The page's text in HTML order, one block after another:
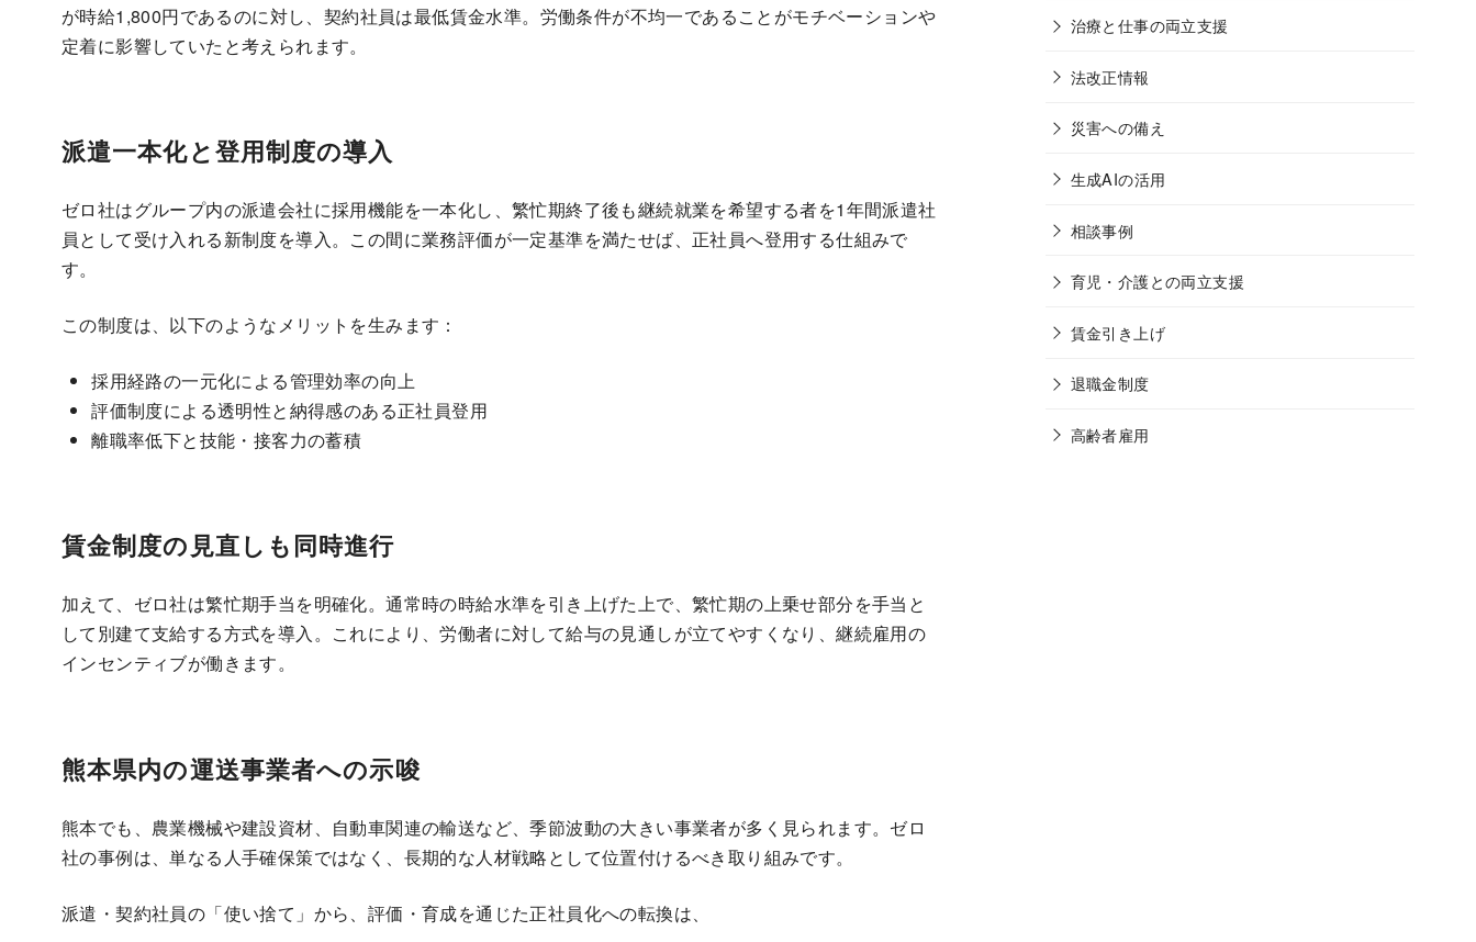
が時給1,800円であるのに対し、契約社員は最低賃金水準。労働条件が不均一であることがモチベーションや
定着に影響していたと考えられます。
派遣一本化と登用制度の導入
ゼロ社はグループ内の派遣会社に採用機能を一本化し、繁忙期終了後も継続就業を希望する者を1年間派遣社
員として受け入れる新制度を導入。この間に業務評価が一定基準を満たせば、正社員へ登用する仕組みで
す。
この制度は、以下のようなメリットを生みます：
採用経路の一元化による管理効率の向上
評価制度による透明性と納得感のある正社員登用
離職率低下と技能・接客力の蓄積
賃金制度の見直しも同時進行
加えて、ゼロ社は繁忙期手当を明確化。通常時の時給水準を引き上げた上で、繁忙期の上乗せ部分を手当と
して別建て支給する方式を導入。これにより、労働者に対して給与の見通しが立てやすくなり、継続雇用の
インセンティブが働きます。
熊本県内の運送事業者への示唆
熊本でも、農業機械や建設資材、自動車関連の輸送など、季節波動の大きい事業者が多く見られます。ゼロ
社の事例は、単なる人手確保策ではなく、長期的な人材戦略として位置付けるべき取り組みです。
派遣・契約社員の「使い捨て」から、評価・育成を通じた正社員化への転換は、
治療と仕事の両立支援
法改正情報
災害への備え
生成AIの活用
相談事例
育児・介護との両立支援
賃金引き上げ
退職金制度
高齢者雇用